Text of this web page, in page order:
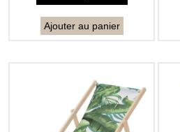
Ajouter au panier